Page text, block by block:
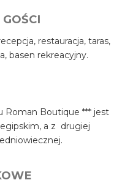
restauracja, taras,
basen rekreacyjny.
Roman Boutique *** jest
a z drugiej